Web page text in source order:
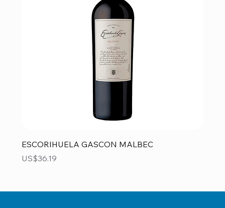
ESCORIHUELA GASCON MALBEC
Precio
US$36.19